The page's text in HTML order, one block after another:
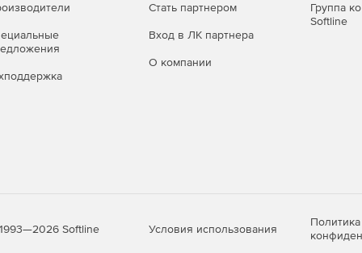
Стать партнером
Вход в ЛК партнера
О компании
Группа
Softline
Softline Условия использования
Политика